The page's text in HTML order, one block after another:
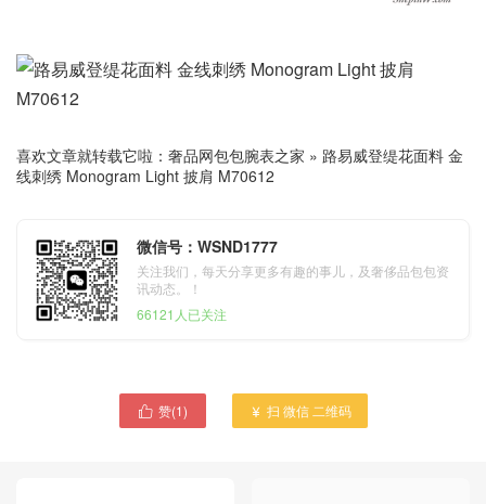
喜欢文章就转载它啦： 奢品网包包腕表之家 » 路易威登缇花面料 金
线刺绣 Monogram Light 披肩 M70612
微信号：WSND1777
关注我们，每天分享更多有趣的事儿，及奢侈品包包资
讯动态。！
66121人已关注
 赞(1)  扫 微信 二维码